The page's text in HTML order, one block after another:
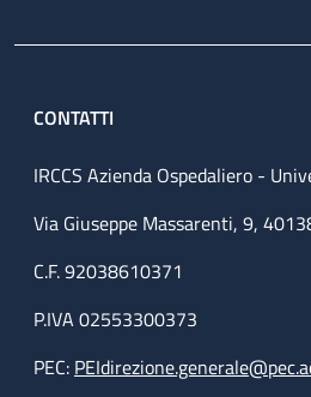
CONTATTI
IRCCS Azienda Ospedaliero -
Via Giuseppe Massarenti, 9,
C.F. 92038610371
P.IVA 02553300373
PEC: